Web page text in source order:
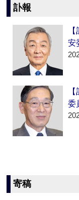
訃報
安
委
寄稿